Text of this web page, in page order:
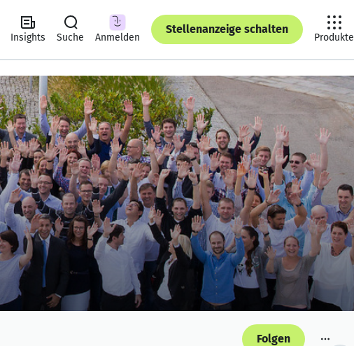
Insights Suche Anmelden
Stellenanzeige schalten
Produkte
Folgen